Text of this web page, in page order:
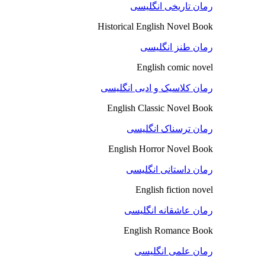
رمان تاریخی انگلیسی
Historical English Novel Book
رمان طنز انگلیسی
English comic novel
رمان کلاسیک و ادبی انگلیسی
English Classic Novel Book
رمان ترسناک انگلیسی
English Horror Novel Book
رمان داستانی انگلیسی
English fiction novel
رمان عاشقانه انگلیسی
English Romance Book
رمان علمی انگلیسی